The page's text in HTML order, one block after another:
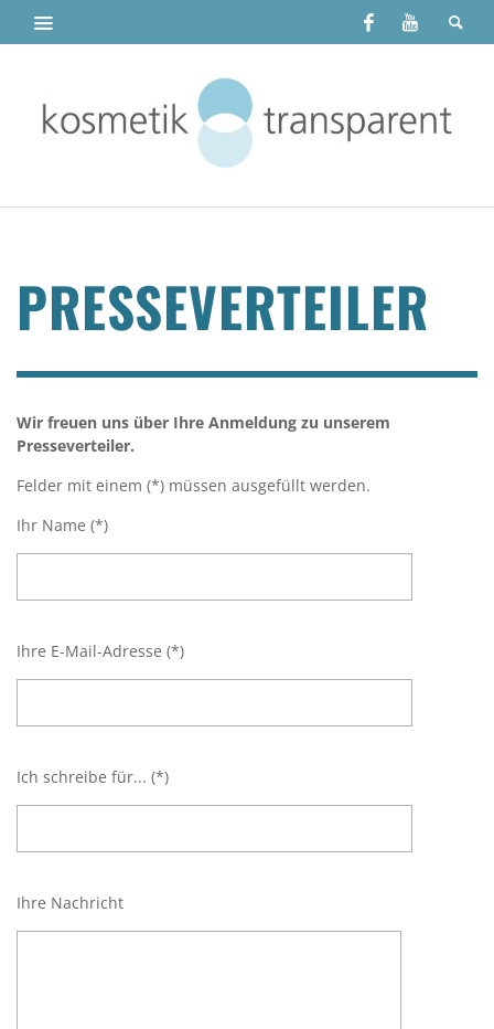
PRESSEVERTEILER
Wir freuen uns über Ihre Anmeldung zu unserem
Presseverteiler.
Felder mit einem (*) müssen ausgefüllt werden.
Ihr Name (*)
Ihre E-Mail-Adresse (*)
Ich schreibe für... (*)
Ihre Nachricht